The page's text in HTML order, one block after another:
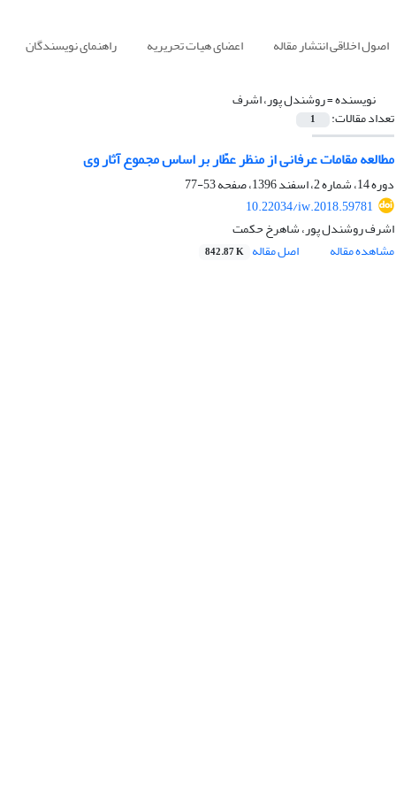
اصول اخلاقی انتشار مقاله اعضای هیات تحریریه راهنمای نویسندگان
نویسنده =روشندل پور، اشرف
تعداد مقالات: 1
مطالعه مقامات عرفانی از منظر عطّار بر اساس مجموع آثار وی
دوره 14، شماره 2، اسفند 1396، صفحه
53-77
10.22034/iw.2018.59781
اشرف روشندل پور، شاهرخ حکمت
مشاهده مقاله
اصل مقاله 842.87 K